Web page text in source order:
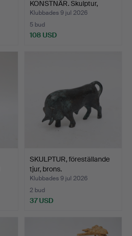
KONSTNÄR. Skulptur,
brons, d…
Klubbades 9 jul 2026
5 bud
108 USD
SKULPTUR, föreställande
tjur, brons.
Klubbades 9 jul 2026
2 bud
37 USD